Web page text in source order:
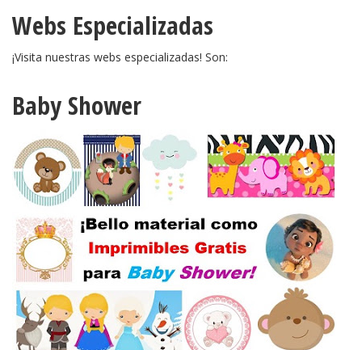
Webs Especializadas
¡Visita nuestras webs especializadas! Son:
Baby Shower